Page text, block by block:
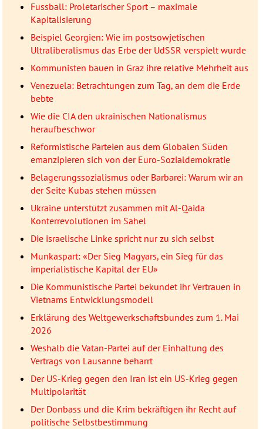
Fussball: Proletarischer Sport – maximale
Kapitalisierung
Beispiel Georgien: Wie im postsowjetischen
Ultraliberalismus das Erbe der UdSSR verspielt wurde
Kommunisten bauen in Graz ihre relative Mehrheit aus
Venezuela: Betrachtungen zum Tag, an dem die Erde
bebte
Wie die CIA den ukrainischen Nationalismus
heraufbeschwor
Reformistische Parteien aus dem Globalen Süden
emanzipieren sich von der Euro-Sozialdemokratie
Belagerungssozialismus oder Barbarei: Warum wir an
der Seite Kubas stehen müssen
Ukraine unterstützt zusammen mit Al-Qaida
Konterrevolutionen im Sahel
Die israelische Linke spricht nur zu sich selbst
Munkaspart: «Der Sieg Magyars, ein Sieg für das
imperialistische Kapital der EU»
Die Kommunistische Partei bekundet ihr Vertrauen in
Vietnams Entwicklungsmodell
Erklärung des Weltgewerkschaftsbundes zum 1. Mai
2026
Weshalb die Vatan-Partei auf der Einhaltung des
Vertrags von Lausanne beharrt
Der US-Krieg gegen den Iran ist ein US-Krieg gegen
Multipolarität
Der Donbass und die Krim bekräftigen ihr Recht auf
politische Selbstbestimmung